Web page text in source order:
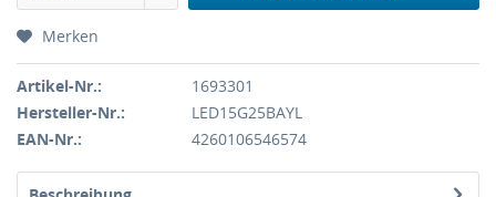
Merken
Artikel-Nr.:
1693301
Hersteller-Nr.:
LED15G25BAYL
EAN-Nr.:
4260106546574